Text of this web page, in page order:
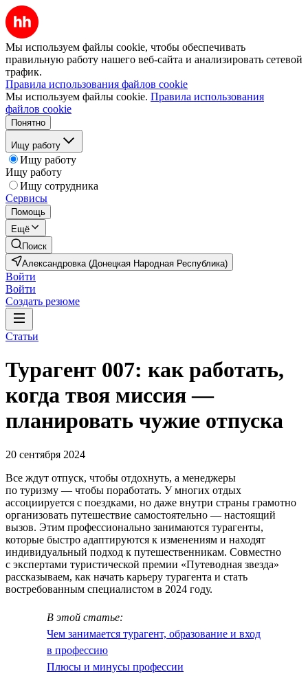
Мы используем файлы cookie, чтобы обеспечивать
правильную работу нашего веб-сайта и анализировать сетевой
трафик.
Правила использования файлов cookie
Мы используем файлы cookie. Правила использования
файлов cookie
Понятно
Ищу работу
Ищу работу
Ищу работу
Ищу сотрудника
Сервисы
Помощь
Ещё
Поиск
Александровка (Донецкая Народная Республика)
Войти
Войти
Создать резюме
Статьи
Турагент 007: как работать,
когда твоя миссия —
планировать чужие отпуска
20 сентября 2024
Все ждут отпуск, чтобы отдохнуть, а менеджеры
по туризму — чтобы поработать. У многих отдых
ассоциируется с поездками, но даже внутри страны грамотно
организовать путешествие самостоятельно — настоящий
вызов. Этим профессионально занимаются турагенты,
которые быстро адаптируются к изменениям и находят
индивидуальный подход к путешественникам. Совместно
с экспертами туристической премии «Путеводная звезда»
рассказываем, как начать карьеру турагента и стать
востребованным специалистом в 2024 году.
В этой статье:
Чем занимается турагент, образование и вход
в профессию
Плюсы и минусы профессии